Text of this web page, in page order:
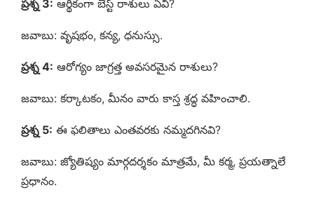
ప్రశ్న 3: ఆర్థికంగా బెస్ట్ రాశులు ఏవి?
జవాబు: వృషభం, కన్య, ధనుస్సు.
ప్రశ్న 4: ఆరోగ్యం జాగ్రత్త అవసరమైన రాశులు?
జవాబు: కర్కాటకం, మీనం వారు కాస్త శ్రద్ధ వహించాలి.
ప్రశ్న 5: ఈ ఫలితాలు ఎంతవరకు నమ్మదగినవి?
జవాబు: జ్యోతిష్యం మార్గదర్శకం మాత్రమే, మీ కర్మ, ప్రయత్నాలే
ప్రధానం.